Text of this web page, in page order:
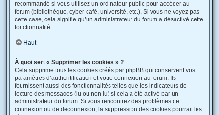
recommandé si vous utilisez un ordinateur public pour accéder au
forum (bibliothèque, cyber-café, université, etc.). Si vous ne voyez pas
cette case, cela signifie qu’un administrateur du forum a désactivé cette
fonctionnalité.
Haut
À quoi sert « Supprimer les cookies » ?
Cela supprime tous les cookies créés par phpBB qui conservent vos
paramètres d’authentification et votre connexion au forum. Ils
fournissent aussi des fonctionnalités telles que les indicateurs de
lecture des messages (lu ou non lu) si cela a été activé par un
administrateur du forum. Si vous rencontrez des problèmes de
connexion ou de déconnexion, la suppression des cookies pourrait les